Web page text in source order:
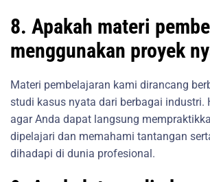
8. Apakah materi
menggunakan proyek
Materi pembelajaran kami dirancang
studi kasus nyata dari berbagai industri.
agar Anda dapat langsung
dipelajari dan memahami tantangan
dihadapi di dunia profesional.